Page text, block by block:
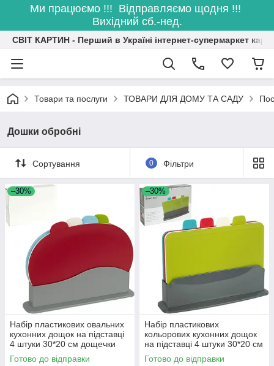
Ми працюємо !!! Відправляємо щодня !!!
Вихідний сб.-нед.
СВІТ КАРТИН - Перший в Україні інтернет-супермаркет
Товари та послуги ТОВАРИ ДЛЯ ДОМУ ТА САДУ
Дошки обробні
Сортування 0 Фільтри
–30%
Набір пластикових овальних
кухонних дощок на підставці
4 штуки 30*20 см дощечки
для кухні
Готово до відправки
–30%
Набір пластикових
кольорових кухонних дощок
на підставці 4 штуки 30*20 см
дощечки для кухні
Готово до відправки